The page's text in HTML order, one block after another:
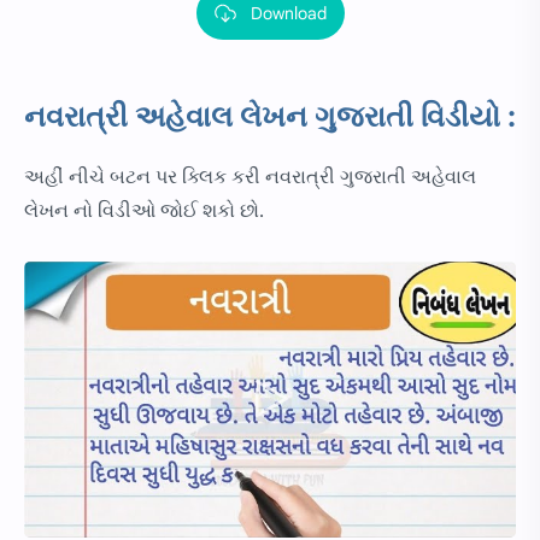
Download
નવરાત્રી અહેવાલ લેખન ગુજરાતી વિડીયો :
અહીં નીચે બટન પર ક્લિક કરી નવરાત્રી ગુજરાતી અહેવાલ
લેખન નો વિડીઓ જોઈ શકો છો.